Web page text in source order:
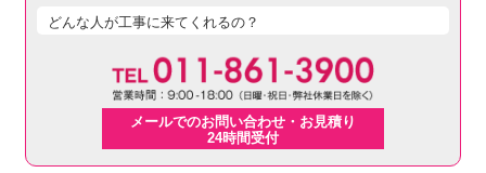
どんな人が工事に来てくれるの？
メールでのお問い合わせ・お見積り
24時間受付